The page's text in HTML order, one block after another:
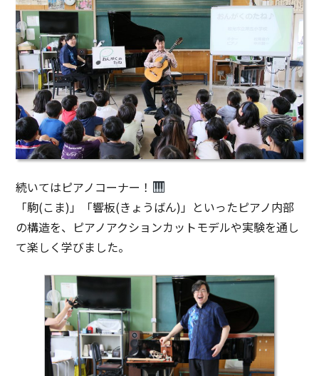
続いてはピアノコーナー！
「駒(こま)」「響板(きょうばん)」といったピアノ内部
の構造を、ピアノアクションカットモデルや実験を通し
て楽しく学びました。